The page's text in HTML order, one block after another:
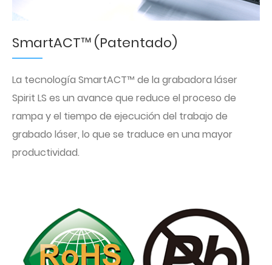
SmartACT™ (Patentado)
La tecnología SmartACT™ de la grabadora láser
Spirit LS es un avance que reduce el proceso de
rampa y el tiempo de ejecución del trabajo de
grabado láser, lo que se traduce en una mayor
productividad.